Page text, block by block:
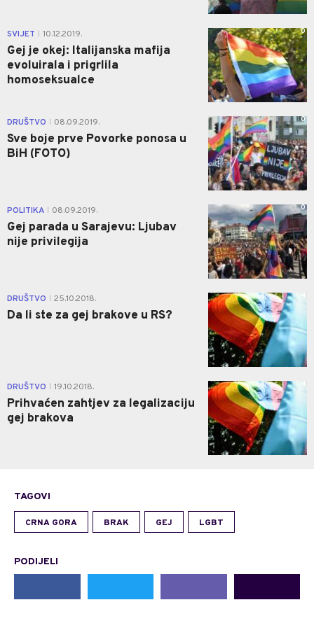
SVIJET 10.12.2019.
Gej je okej: Italijanska mafija
evoluirala i prigrlila
homoseksualce
0
DRUŠTVO 08.09.2019.
Sve boje prve Povorke ponosa u
BiH (FOTO)
0
POLITIKA 08.09.2019.
Gej parada u Sarajevu: Ljubav
nije privilegija
0
DRUŠTVO 25.10.2018.
Da li ste za gej brakove u RS?
4
DRUŠTVO 19.10.2018.
Prihvaćen zahtjev za legalizaciju
gej brakova
4
TAGOVI
CRNA GORA BRAK GEJ LGBT
PODIJELI